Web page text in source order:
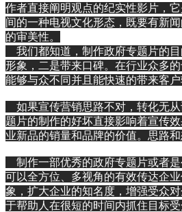
作者直接阐明观点的纪实性影片，
间的一种电视文化形态，既要有新
的审美性。
我们都知道，制作政府专题片的
形象，二是带来口碑。在行业众多
能够与众不同并且能快速的带来客户
如果宣传营销思路不对，转化无
题片的制作的好坏直接影响着宣传
业新品的销量和品牌的价值。思路和
制作一部优秀的政府专题片或者是
可以全方位、多视角的有效传达企
象，扩大企业的知名度，增强受众
于帮助人在很短的时间内抓住目标